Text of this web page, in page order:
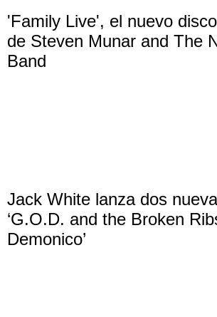
'Family Live', el nuevo
de Steven Munar and The
Band
Jack White lanza dos
‘G.O.D. and the Broken
Demonico’